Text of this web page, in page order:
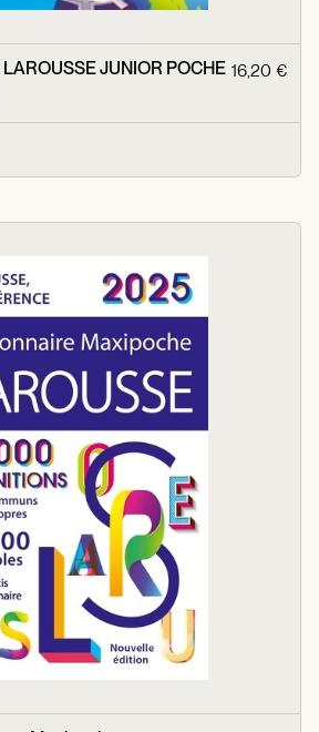
JUNIOR POCHE 16,20 €